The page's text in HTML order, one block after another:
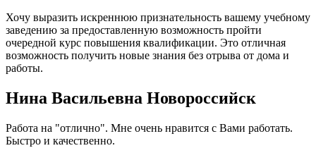
Хочу выразить искреннюю признательность вашему учебному
заведению за предоставленную возможность пройти
очередной курс повышения квалификации. Это отличная
возможность получить новые знания без отрыва от дома и
работы.
Нина Васильевна Новороссийск
Работа на "отлично". Мне очень нравится с Вами работать.
Быстро и качественно.